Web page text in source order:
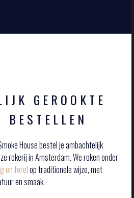
GEROOKTE
House bestel je ambachtelijk
rokerij in Amsterdam. We roken onder
en forelop traditionele wijze, met
en smaak.